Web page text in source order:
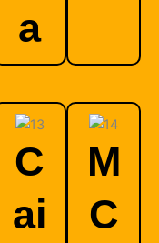
a
C
ai
M
C